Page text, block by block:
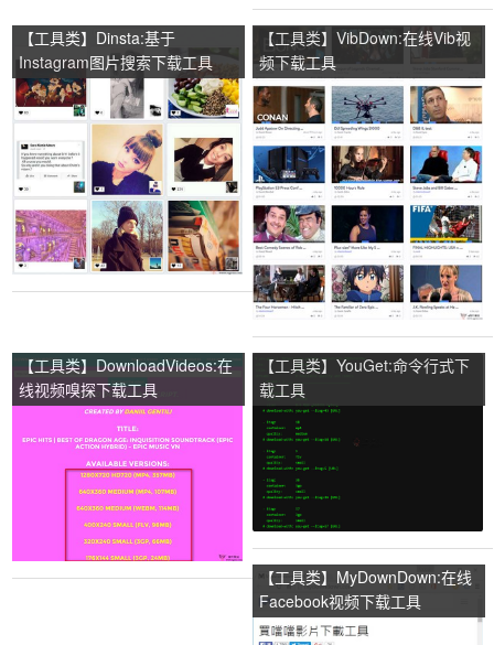
【工具类】Dinsta:基于
Instagram图片搜索下载工具
【工具类】VibDown:在线Vib视
频下载工具
【工具类】DownloadVideos:在
线视频嗅探下载工具
【工具类】YouGet:命令行式下
载工具
【工具类】MyDownDown:在线
Facebook视频下载工具